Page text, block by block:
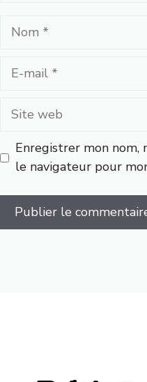
Nom
Site
Enregistrer mon nom,
le navigateur pour